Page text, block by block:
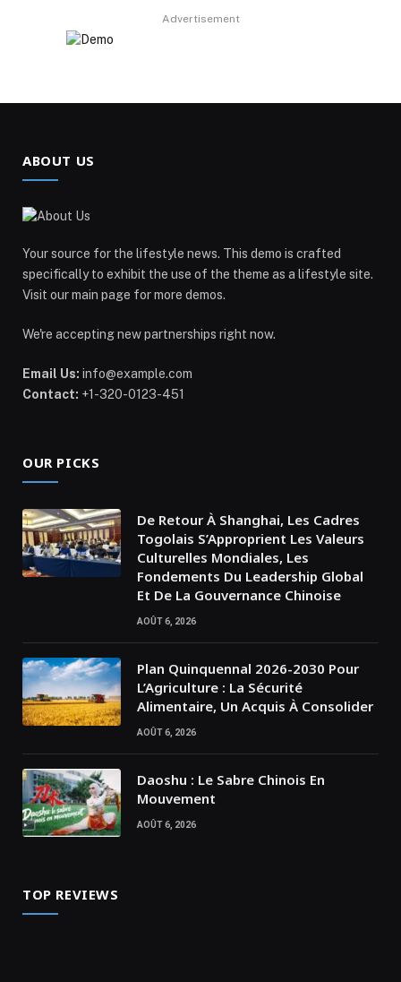
Advertisement
ABOUT US
Your source for the lifestyle news. This demo is crafted
specifically to exhibit the use of the theme as a lifestyle site.
Visit our main page for more demos.
We're accepting new partnerships right now.
Email Us: info@example.com
Contact: +1-320-0123-451
OUR PICKS
De Retour À Shanghai, Les Cadres
Togolais S’Approprient Les Valeurs
Culturelles Mondiales, Les
Fondements Du Leadership Global
Et De La Gouvernance Chinoise
AOÛT 6, 2026
Plan Quinquennal 2026-2030 Pour
L’Agriculture : La Sécurité
Alimentaire, Un Acquis À Consolider
AOÛT 6, 2026
Daoshu : Le Sabre Chinois En
Mouvement
AOÛT 6, 2026
TOP REVIEWS